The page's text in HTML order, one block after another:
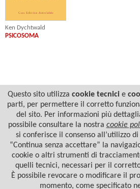
Ken Dychtwald
PSICOSOMA
© 2022 Casa Editrice Astrolabio - Ubaldini Editore S.r.l. -
privacy/cookies
Questo sito utilizza cookie tecnicie
parti, per permettere il corretto
del sito. Per informazioni più
possibile consultare la nostra cookie
si conferisce il consenso all’utilizzo
“Continua senza accettare” la
cookie o altri strumenti di
quelli tecnici, necessari per il
È possibile revocare o modificare il
momento, come specificato